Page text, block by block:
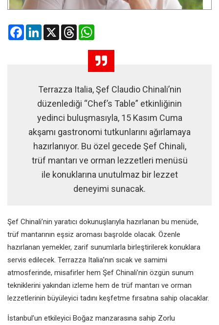
FacebookLinkedIn
X Threads
Terrazza Italia, Şef Claudio Chinali’nin
düzenlediği “Chef’s Table” etkinliğinin
yedinci buluşmasıyla, 15 Kasım Cuma
akşamı gastronomi tutkunlarını ağırlamaya
hazırlanıyor. Bu özel gecede Şef Chinali,
trüf mantarı ve orman lezzetleri menüsü
ile konuklarına unutulmaz bir lezzet
deneyimi sunacak.
Şef Chinali’nin yaratıcı dokunuşlarıyla hazırlanan bu menüde,
trüf mantarının eşsiz aroması başrolde olacak. Özenle
hazırlanan yemekler, zarif sunumlarla birleştirilerek konuklara
servis edilecek. Terrazza Italia’nın sıcak ve samimi
atmosferinde, misafirler hem Şef Chinali’nin özgün sunum
tekniklerini yakından izleme hem de trüf mantarı ve orman
lezzetlerinin büyüleyici tadını keşfetme fırsatına sahip olacaklar.
İstanbul’un etkileyici Boğaz manzarasına sahip Zorlu